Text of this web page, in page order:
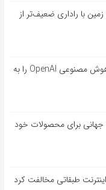
با راداری ضعیف‌تر از
مایکروسافت می‌خواهد فناوری هوش مصنوعی OpenAI را به
برای محصولات خود
طبقاتی مخالفت کرد